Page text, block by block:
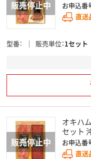
お申込番
直送
型番 販売単位 1セット
オキハ
セット
お申込番
直送